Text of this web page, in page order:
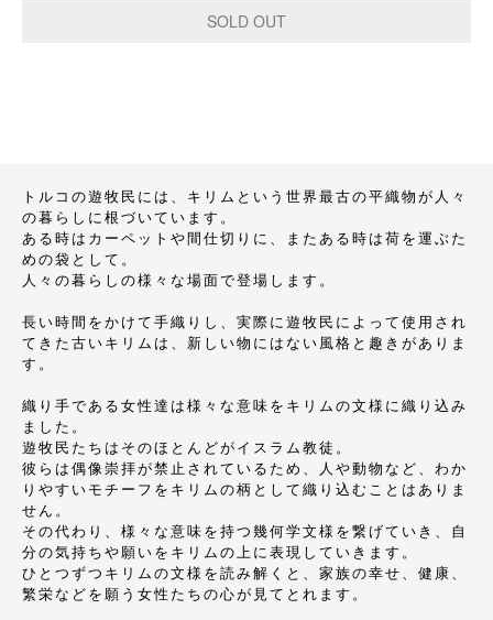
トルコの遊牧民には、キリムという世界最古の平織物が人々
の暮らしに根づいています。
ある時はカーペットや間仕切りに、またある時は荷を運ぶた
めの袋として。
人々の暮らしの様々な場面で登場します。
長い時間をかけて手織りし、実際に遊牧民によって使用され
てきた古いキリムは、新しい物にはない風格と趣きがありま
す。
織り手である女性達は様々な意味をキリムの文様に織り込み
ました。
遊牧民たちはそのほとんどがイスラム教徒。
彼らは偶像崇拝が禁止されているため、人や動物など、わか
りやすいモチーフをキリムの柄として織り込むことはありま
せん。
その代わり、様々な意味を持つ幾何学文様を繋げていき、自
分の気持ちや願いをキリムの上に表現していきます。
ひとつずつキリムの文様を読み解くと、家族の幸せ、健康、
繁栄などを願う女性たちの心が見てとれます。